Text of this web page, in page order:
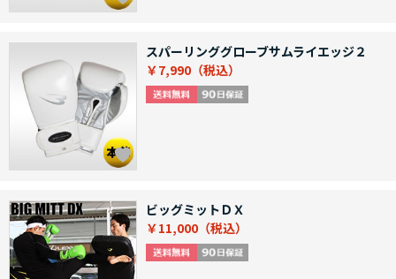
スパーリンググローブサムライエッジ２
￥7,990
ビッグミットＤＸ
￥11,000